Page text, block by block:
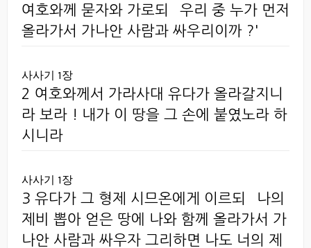
여호와께 묻자와 가로되 `우리 중 누가 먼저
올라가서 가나안 사람과 싸우리이까 ?'
사사기 1장
2 여호와께서 가라사대 유다가 올라갈지니
라 보라 ! 내가 이 땅을 그 손에 붙였노라 하
시니라
사사기 1장
3 유다가 그 형제 시므온에게 이르되 `나의
제비 뽑아 얻은 땅에 나와 함께 올라가서 가
나안 사람과 싸우자 그리하면 나도 너의 제